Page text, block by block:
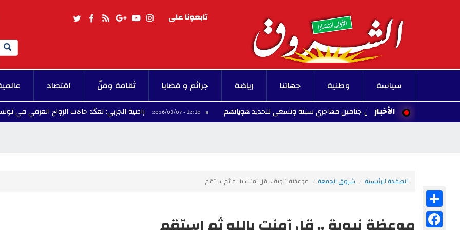
تابعونا على
Search
سياسة وطنية جهاتنا رياضة جرائم و قضايا ثقافة وفنّ اقتصاد
الأخبار
إسبانيا تعتزم دفن جثامين مهاجري سبتة وتسعى لتحديد هوياتهم 12:10 - 2026/08/07 راضية الجربي: تعدّد حالات الزواج العرفي في تونس
الصفحة الرئيسية شروق الجمعة موعظة نبوية .. قل آمنت بالله ثم استقم
Facebook